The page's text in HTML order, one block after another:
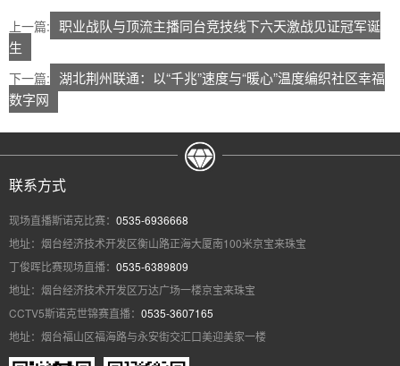
上一篇: 职业战队与顶流主播同台竞技线下六天激战见证冠军诞
生
下一篇: 湖北荆州联通：以“千兆”速度与“暖心”温度编织社区幸福
数字网
联系方式
现场直播斯诺克比赛： 0535-6936668
地址：烟台经济技术开发区衡山路正海大厦南100米京宝来珠宝
丁俊晖比赛现场直播： 0535-6389809
地址：烟台经济技术开发区万达广场一楼京宝来珠宝
CCTV5斯诺克世锦赛直播： 0535-3607165
地址：烟台福山区福海路与永安街交汇口美迎美家一楼